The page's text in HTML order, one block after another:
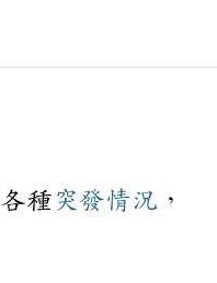
各種 突發情況 ，